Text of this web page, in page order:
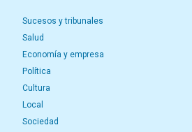
Sucesos y tribunales
Salud
Economía y empresa
Política
Cultura
Local
Sociedad